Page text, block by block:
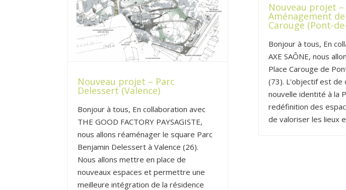
Nouveau projet – Parc
Delessert (Valence)
Bonjour à tous, En collaboration avec
THE GOOD FACTORY PAYSAGISTE,
nous allons réaménager le square Parc
Benjamin Delessert à Valence (26).
Nous allons mettre en place de
nouveaux espaces et permettre une
meilleure intégration de la résidence
Nouveau projet –
Aménagement
Carouge (Pont-
Bonjour à tous, En
AXE SAÔNE, nous
Place Carouge de
(73). L'objectif est de
nouvelle identité à la
redéfinition des
de valoriser les lieux